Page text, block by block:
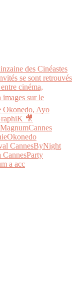
a acc